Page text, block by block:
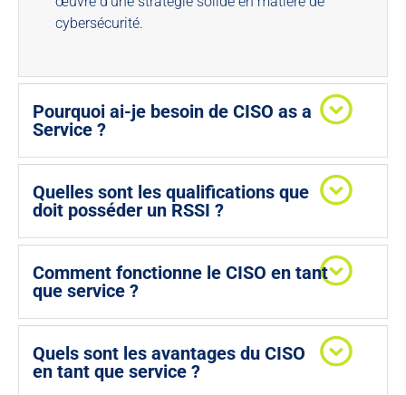
cybersécurité.
Pourquoi ai-je besoin de CISO as a
Service ?
Quelles sont les qualifications que
doit posséder un RSSI ?
Comment fonctionne le CISO en tant
que service ?
Quels sont les avantages du CISO
en tant que service ?